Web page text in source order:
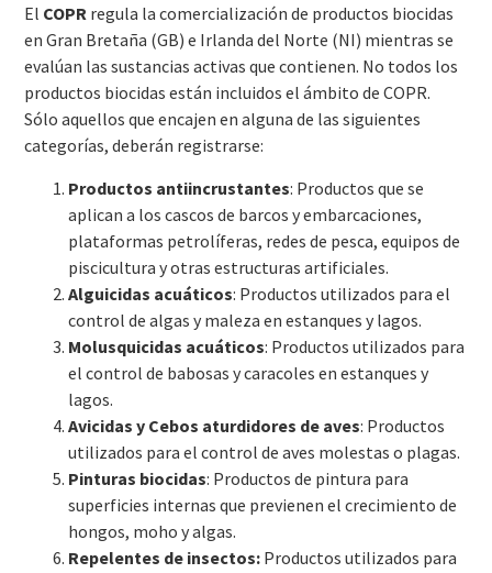
El COPR regula la comercialización de productos biocidas
en Gran Bretaña (GB) e Irlanda del Norte (NI) mientras se
evalúan las sustancias activas que contienen. No todos los
productos biocidas están incluidos el ámbito de COPR.
Sólo aquellos que encajen en alguna de las siguientes
categorías, deberán registrarse:
Productos antiincrustantes: Productos que se
aplican a los cascos de barcos y embarcaciones,
plataformas petrolíferas, redes de pesca, equipos de
piscicultura y otras estructuras artificiales.
Alguicidas acuáticos: Productos utilizados para el
control de algas y maleza en estanques y lagos.
Molusquicidas acuáticos: Productos utilizados para
el control de babosas y caracoles en estanques y
lagos.
Avicidas y Cebos aturdidores de aves: Productos
utilizados para el control de aves molestas o plagas.
Pinturas biocidas: Productos de pintura para
superficies internas que previenen el crecimiento de
hongos, moho y algas.
Repelentes de insectos: Productos utilizados para